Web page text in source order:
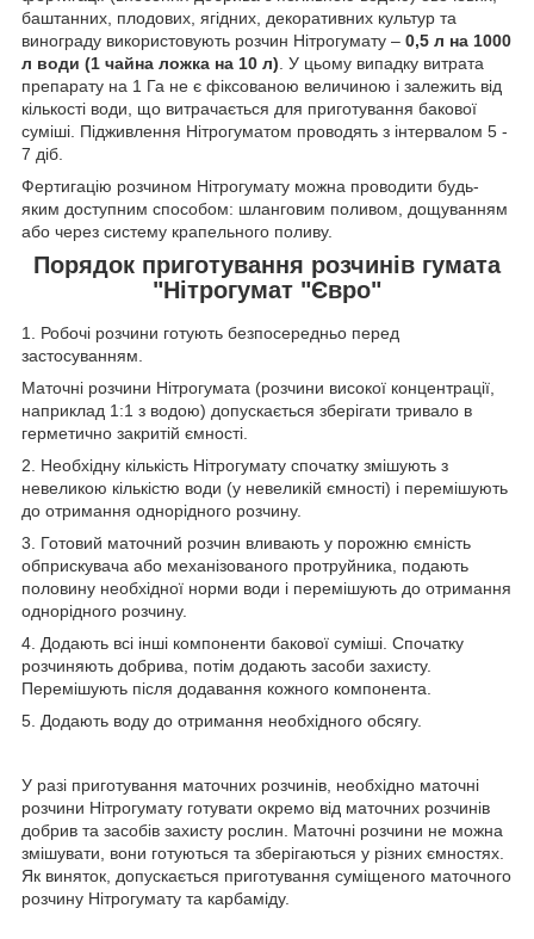
баштанних, плодових, ягідних, декоративних культур та
винограду використовують розчин Нітрогумату – 0,5 л на 1000
л води (1 чайна ложка на 10 л). У цьому випадку витрата
препарату на 1 Га не є фіксованою величиною і залежить від
кількості води, що витрачається для приготування бакової
суміші. Підживлення Нітрогуматом проводять з інтервалом 5 -
7 діб.
Фертигацію розчином Нітрогумату можна проводити будь-
яким доступним способом: шланговим поливом, дощуванням
або через систему крапельного поливу.
Порядок приготування розчинів гумата
"Нітрогумат "Євро"
1. Робочі розчини готують безпосередньо перед
застосуванням.
Маточні розчини Нітрогумата (розчини високої концентрації,
наприклад 1:1 з водою) допускається зберігати тривало в
герметично закритій ємності.
2. Необхідну кількість Нітрогумату спочатку змішують з
невеликою кількістю води (у невеликій ємності) і перемішують
до отримання однорідного розчину.
3. Готовий маточний розчин вливають у порожню ємність
обприскувача або механізованого протруйника, подають
половину необхідної норми води і перемішують до отримання
однорідного розчину.
4. Додають всі інші компоненти бакової суміші. Спочатку
розчиняють добрива, потім додають засоби захисту.
Перемішують після додавання кожного компонента.
5. Додають воду до отримання необхідного обсягу.
У разі приготування маточних розчинів, необхідно маточні
розчини Нітрогумату готувати окремо від маточних розчинів
добрив та засобів захисту рослин. Маточні розчини не можна
змішувати, вони готуються та зберігаються у різних ємностях.
Як виняток, допускається приготування суміщеного маточного
розчину Нітрогумату та карбаміду.